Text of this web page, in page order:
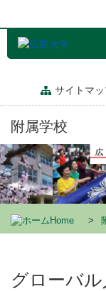
動
サイトマ
附属学校
Home
グローバ